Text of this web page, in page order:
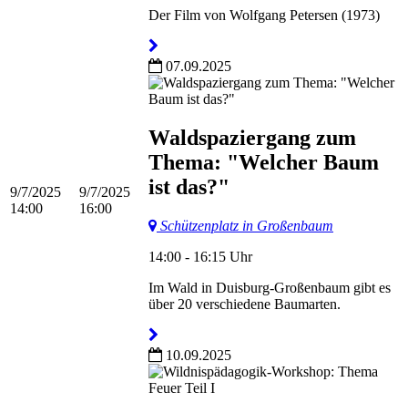
Der Film von Wolfgang Petersen (1973)
9/7/2025
14:00
9/7/2025
16:00
07.09.2025
Waldspaziergang zum
Thema: "Welcher Baum
ist das?"
Schützenplatz in Großenbaum
14:00 - 16:15 Uhr
Im Wald in Duisburg-Großenbaum gibt es
über 20 verschiedene Baumarten.
10.09.2025